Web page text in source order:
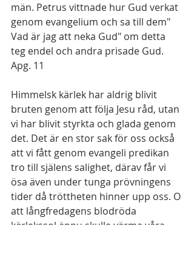
män. Petrus vittnade hur Gud verkat
genom evangelium och sa till dem"
Vad är jag att neka Gud" om detta
teg endel och andra prisade Gud.
Apg. 11
Himmelsk kärlek har aldrig blivit
bruten genom att följa Jesu råd, utan
vi har blivit styrkta och glada genom
det. Det är en stor sak för oss också
att vi fått genom evangeli predikan
tro till själens salighet, därav får vi
ösa även under tunga prövningens
tider då tröttheten hinner upp oss. O
att långfredagens blodröda
kärlekssol ännu skulle värma våra